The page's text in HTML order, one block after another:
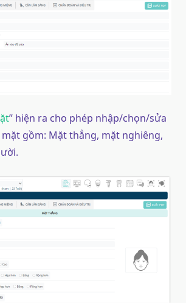
” hiện ra cho phép nhập/chọn/sửa
gồm: Mặt thẳng, mặt nghiêng,